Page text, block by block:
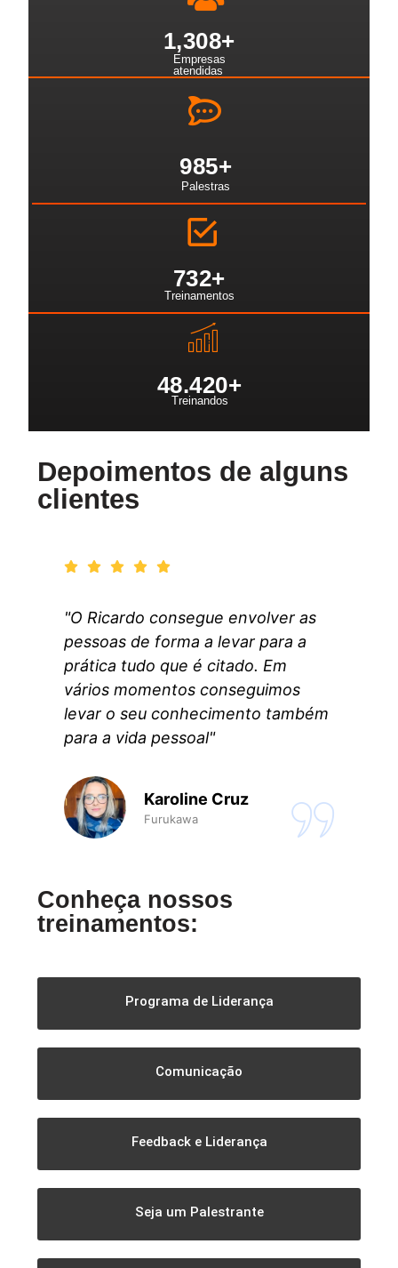
Empresas
atendidas
1,308+
Palestras
985+
Treinamentos
732+
Treinandos
48.420+
Depoimentos de alguns
clientes
"O Ricardo consegue envolver as
pessoas de forma a levar para a
prática tudo que é citado. Em
vários momentos conseguimos
levar o seu conhecimento também
para a vida pessoal"
Karoline Cruz
Furukawa
Conheça nossos
treinamentos:
Programa de Liderança
Comunicação
Feedback e Liderança
Seja um Palestrante